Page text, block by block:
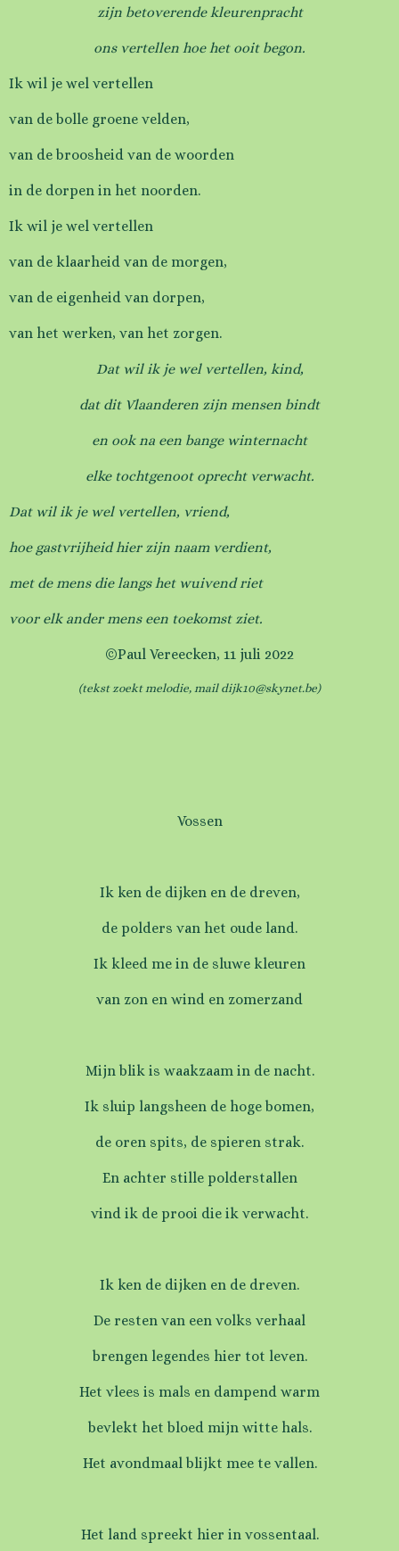
zijn betoverende kleurenpracht
ons vertellen hoe het ooit begon.
Ik wil je wel vertellen
van de bolle groene velden,
van de broosheid van de woorden
in de dorpen in het noorden.
Ik wil je wel vertellen
van de klaarheid van de morgen,
van de eigenheid van dorpen,
van het werken, van het zorgen.
Dat wil ik je wel vertellen, kind,
dat dit Vlaanderen zijn mensen bindt
en ook na een bange winternacht
elke tochtgenoot oprecht verwacht.
Dat wil ik je wel vertellen, vriend,
hoe gastvrijheid hier zijn naam verdient,
met de mens die langs het wuivend riet
voor elk ander mens een toekomst ziet.
©Paul Vereecken, 11 juli 2022
(tekst zoekt melodie, mail dijk10@skynet.be)
Vossen
Ik ken de dijken en de dreven,
de polders van het oude land.
Ik kleed me in de sluwe kleuren
van zon en wind en zomerzand
Mijn blik is waakzaam in de nacht.
Ik sluip langsheen de hoge bomen,
de oren spits, de spieren strak.
En achter stille polderstallen
vind ik de prooi die ik verwacht.
Ik ken de dijken en de dreven.
De resten van een volks verhaal
brengen legendes hier tot leven.
Het vlees is mals en dampend warm
bevlekt het bloed mijn witte hals.
Het avondmaal blijkt mee te vallen.
Het land spreekt hier in vossentaal.